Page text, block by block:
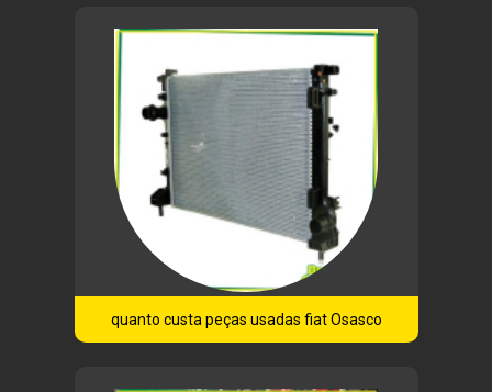
quanto custa peças usadas fiat Osasco